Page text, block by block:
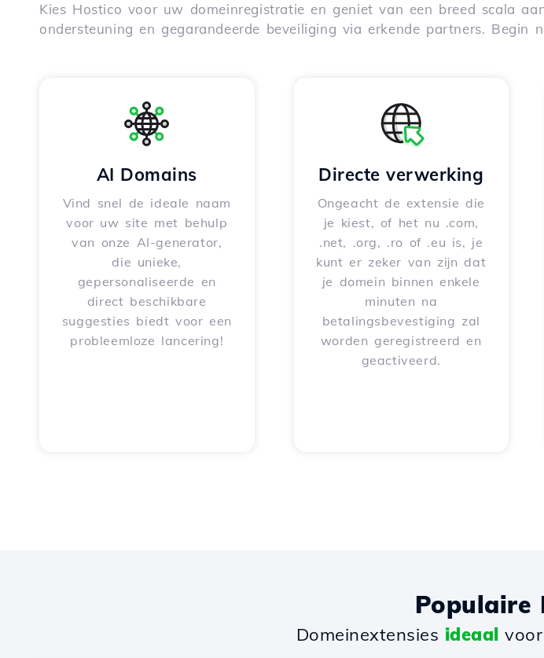
Kies Hostico voor uw domeinregistratie en geniet van een breed scala
ondersteuning en gegarandeerde beveiliging via erkende partners.
AI Domains
Vind snel de ideale naam
voor uw site met behulp
van onze AI-generator,
die unieke,
gepersonaliseerde en
direct beschikbare
suggesties biedt voor een
probleemloze lancering!
Directe verwerking
Ongeacht de extensie die
je kiest, of het nu .com,
.net, .org, .ro of .eu is, je
kunt er zeker van zijn dat
je domein binnen enkele
minuten na
betalingsbevestiging zal
worden geregistreerd en
geactiveerd.
Populaire
Domeinextensies ideaal